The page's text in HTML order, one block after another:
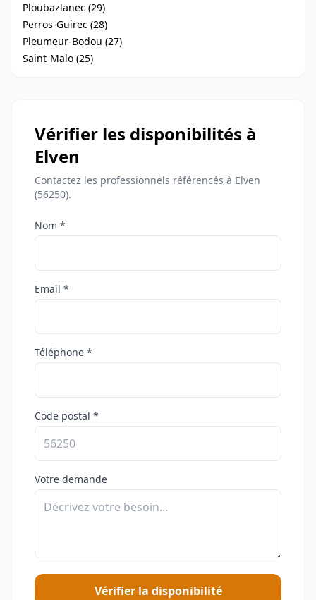
Ploubazlanec (29)
Perros-Guirec (28)
Pleumeur-Bodou (27)
Saint-Malo (25)
Vérifier les disponibilités à
Elven
Contactez les professionnels référencés à Elven
(56250).
Nom *
Email *
Téléphone *
Code postal *
Votre demande
Vérifier la disponibilité